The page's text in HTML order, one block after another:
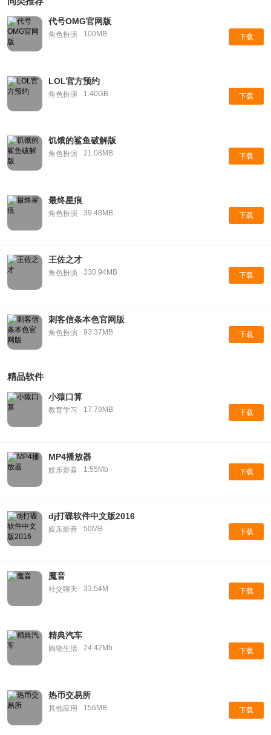
代号OMG官网版
角色扮演 100MB 下载
LOL官方预约
角色扮演 1.40GB 下载
饥饿的鲨鱼破解版
角色扮演 21.08MB 下载
最终星痕
角色扮演 39.48MB 下载
王佐之才
角色扮演 330.94MB 下载
刺客信条本色官网版
角色扮演 93.37MB 下载
精品软件
小猿口算
教育学习 17.79MB 下载
MP4播放器
娱乐影音 1.55Mb 下载
dj打碟软件中文版2016
娱乐影音 50MB 下载
魔音
社交聊天 33.54M 下载
精典汽车
购物生活 24.42Mb 下载
热币交易所
其他应用 156MB 下载